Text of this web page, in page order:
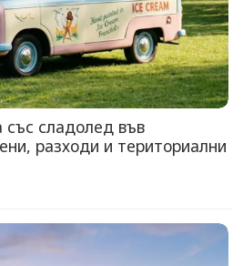
със сладолед във
разходи и териториални